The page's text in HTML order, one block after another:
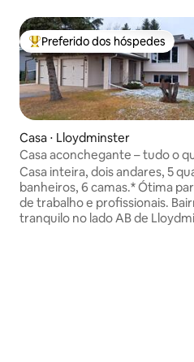
Entre os melhores preferidos
Preferido dos hóspedes
Casa ⋅ Lloydminster
Casa aconchegante – tudo o
precisa
Casa inteira, dois andares, 5
banheiros, 6 camas.* Ótima
de trabalho e profissionais.
tranquilo no lado AB de